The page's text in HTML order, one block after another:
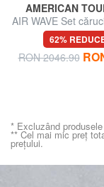
AMERICAN
AIR WAVE Set
Mediu +
62%
RON 2046.90
* Excluzând
** Cel mai mic preț
prețului.